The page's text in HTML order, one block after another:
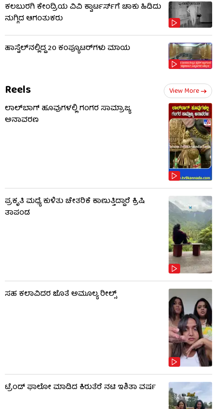
ಕಲಬುರಗಿ ಕೇಂದ್ರಿಯ ವಿವಿ ಕ್ವಾರ್ಟರ್ಸ್‌ಗೆ ಚಾಕು ಹಿಡಿದು
ನುಗ್ಗಿದ ಆಗಂತುಕರು
ಹಾಸ್ಟೆಲ್‌ನಲ್ಲಿದ್ದ 20 ಕಂಪ್ಯೂಟರ್‌ಗಳು ಮಾಯ
Reels View More
ಲಾಲ್​ಬಾಗ್ ಹೂವುಗಳಲ್ಲಿ ಗಂಗರ ಸಾಮ್ರಾಜ್ಯ
ಅನಾವರಣ
ಪ್ರಕೃತಿ ಮಧ್ಯೆ ಕುಳಿತು ಚೇತರಿಕೆ ಕಾಣುತ್ತಿದ್ದಾರೆ ಕ್ರಿಷಿ
ತಾಪಂಡ
ಸಹ ಕಲಾವಿದರ ಜೊತೆ ಅಮೂಲ್ಯ ರೀಲ್ಸ್
ಟ್ರೆಂಡ್​​ ಫಾಲೋ ಮಾಡಿದ ಕಿರುತೆರೆ ನಟಿ ಇಶಿತಾ ವರ್ಷ